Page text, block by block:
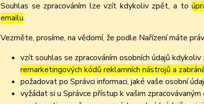
Souhlas se zpracováním lze vzít kdykoliv zpět, a to
emailu.
Vezměte, prosíme, na vědomí, že podle Nařízení máte
vzít souhlas se zpracováním osobních údajů
remarketingových kódů reklamních nástrojů a
požadovat po Správci informaci, jaké vaše osobní
vyžádat si u Správce přístup k vašim